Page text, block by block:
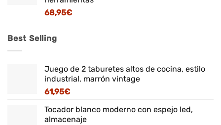
68,95€
Best Selling
Juego de 2 taburetes altos de cocina, estilo
industrial, marrón vintage
61,95€
Tocador blanco moderno con espejo led,
almacenaje